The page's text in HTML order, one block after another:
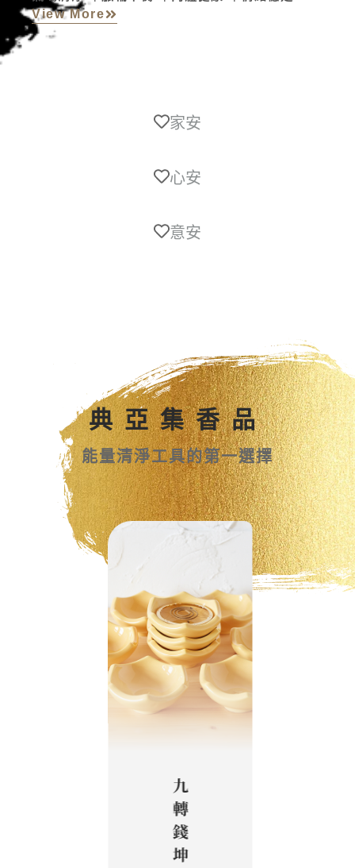
家安
心安
意安
View More
典亞集香品
能量清淨工具的第一選擇